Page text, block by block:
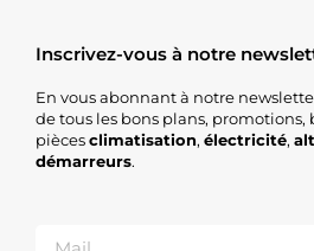
Inscrivez-vous à notre
En vous abonnant à notre
de tous les bons plans, promotions,
piècesclimatisation, électricité,
démarreurs.